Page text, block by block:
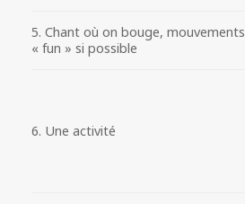
5. Chant où on bouge, mouvements
« fun » si possible
6. Une activité